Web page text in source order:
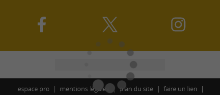
espace pro mentions légales plan du site faire un lien